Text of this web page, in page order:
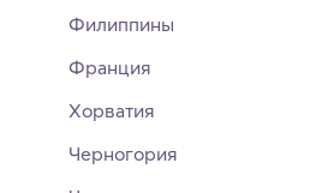
Филиппины
Франция
Хорватия
Черногория